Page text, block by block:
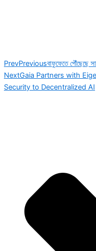
PrevPreviousবাফুফেতে পৌঁছেছে
NextGaia Partners with
Security to Decentralized AI